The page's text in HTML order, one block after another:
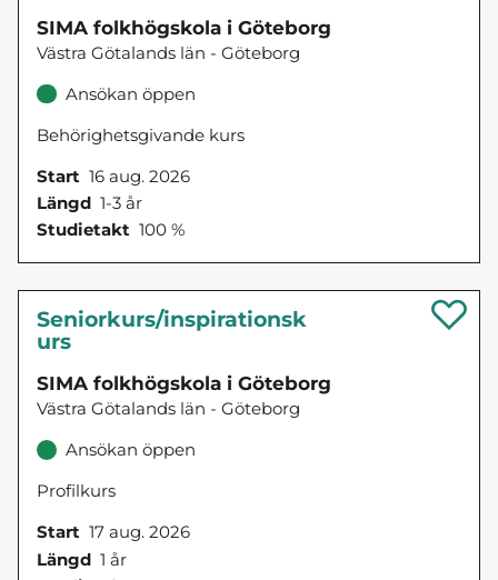
SIMA folkhögskola i Göteborg
Västra Götalands län - Göteborg
Ansökan öppen
Behörighetsgivande kurs
Start 16 aug. 2026
Längd 1-3 år
Studietakt 100 %
Seniorkurs/inspirationsk
urs
SIMA folkhögskola i Göteborg
Västra Götalands län - Göteborg
Ansökan öppen
Profilkurs
Start 17 aug. 2026
Längd 1 år